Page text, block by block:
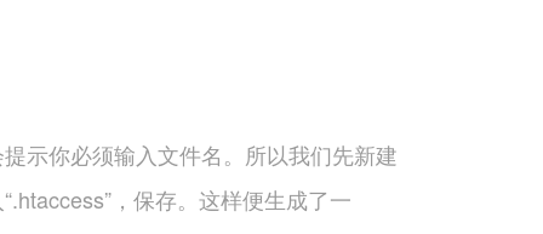
示你必须输入文件名。所以我们先新建
，保存。这样便生成了一